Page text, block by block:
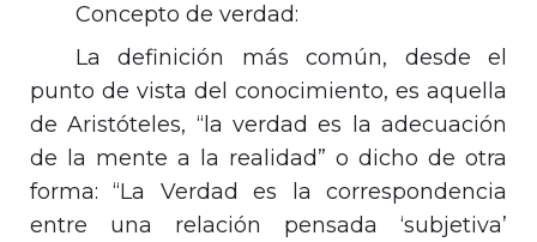
Concepto de verdad:
La definición más común, desde el
punto de vista del conocimiento, es aquella
de Aristóteles, “la verdad es la adecuación
de la mente a la realidad” o dicho de otra
forma: “La Verdad
es la correspondencia
entre una relación pensada ‘subjetiva’